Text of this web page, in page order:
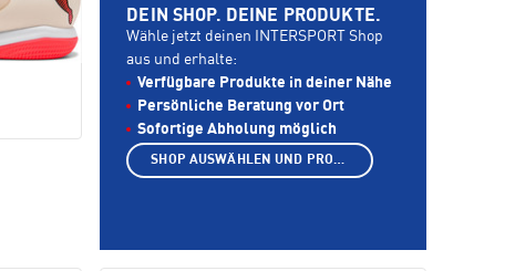
DEIN SHOP. DEINE PRODUKTE.
Wähle jetzt deinen INTERSPORT Shop
aus und erhalte:
Verfügbare Produkte in deiner Nähe
Persönliche Beratung vor Ort
Sofortige Abholung möglich
SHOP AUSWÄHLEN UND PRODUKTE ANZEIGEN